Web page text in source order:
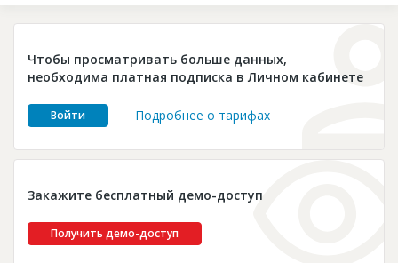
Глоссарий
Платные услуги
Пресс-релизы
Чтобы просматривать больше данных,
необходима платная подписка в Личном кабинете
Войти Подробнее о тарифах
Закажите бесплатный демо-доступ
Получить демо-доступ